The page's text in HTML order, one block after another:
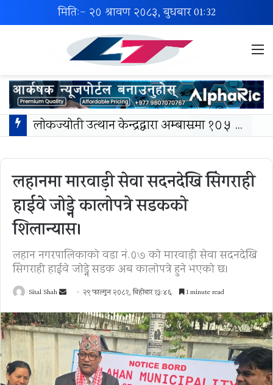
मिति:- २० श्रावण २०८३, बुधबार01:32
लोकज्योती उत्थान केन्द्रद्वारा अम्बासमा १०५ विपन्न विद्यार्थीलाई शैक्षिक तथा खेलकुद सामग्री वितरण
लहानमा मारवाड़ी सेवा सदनदेखि सिंगराही
हाईवे जोड्ने कालोपत्रे सडकको
शिलान्यास।
लहान नगरपालिकाको वडा नं.०७ काे मारवाड़ी सेवा सदनदेखि
सिंगराही हाईवे जोड्ने सडक अब कालोपत्रे हुने भएको छ।
Sital Shah
Send
email
२९ फाल्गुन २०८१, बिहीबार १३:४६ 1 minute read